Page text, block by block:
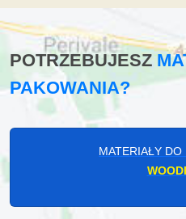
POTRZEBUJESZ
PAKOWANIA?
MATERIAŁY DO